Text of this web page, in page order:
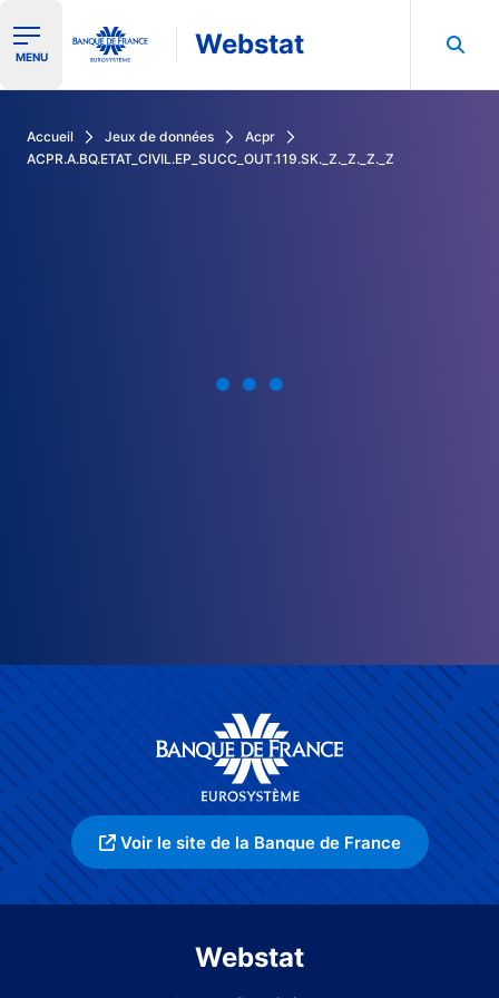
Ouvrir le menu de navigation
MENU Webstat
Accueil Jeux de données
Acpr
ACPR.A.BQ.ETAT_CIVIL.EP_SUCC_OUT.119.SK._Z._Z._Z._Z
Voir le site de la Banque de France
Webstat